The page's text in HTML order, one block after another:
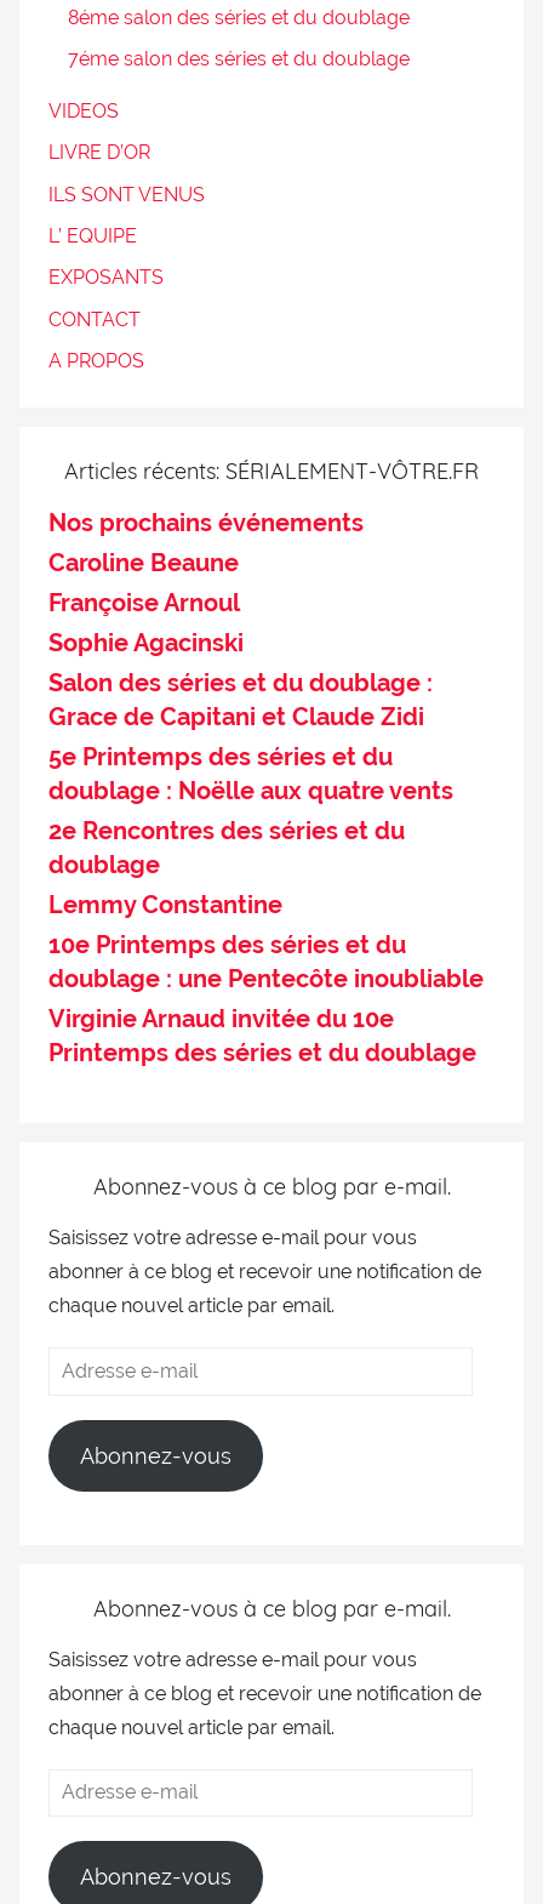
8éme salon des séries et du doublage
7éme salon des séries et du doublage
VIDEOS
LIVRE D’OR
ILS SONT VENUS
L’ EQUIPE
EXPOSANTS
CONTACT
A PROPOS
Articles récents: SÉRIALEMENT-VÔTRE.FR
Nos prochains événements
Caroline Beaune
Françoise Arnoul
Sophie Agacinski
Salon des séries et du doublage :
Grace de Capitani et Claude Zidi
5e Printemps des séries et du
doublage : Noëlle aux quatre vents
2e Rencontres des séries et du
doublage
Lemmy Constantine
10e Printemps des séries et du
doublage : une Pentecôte inoubliable
Virginie Arnaud invitée du 10e
Printemps des séries et du doublage
Abonnez-vous à ce blog par e-mail.
Saisissez votre adresse e-mail pour vous
abonner à ce blog et recevoir une notification de
chaque nouvel article par email.
Abonnez-vous
Abonnez-vous à ce blog par e-mail.
Saisissez votre adresse e-mail pour vous
abonner à ce blog et recevoir une notification de
chaque nouvel article par email.
Abonnez-vous